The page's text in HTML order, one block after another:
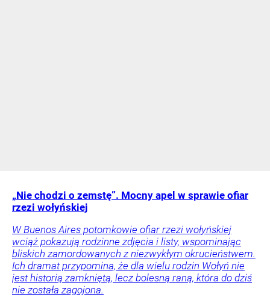
„Nie chodzi o zemstę”. Mocny apel w sprawie ofiar
rzezi wołyńskiej
W Buenos Aires potomkowie ofiar rzezi wołyńskiej
wciąż pokazują rodzinne zdjęcia i listy, wspominając
bliskich zamordowanych z niezwykłym okrucieństwem.
Ich dramat przypomina, że dla wielu rodzin Wołyń nie
jest historią zamkniętą, lecz bolesną raną, która do dziś
nie została zagojona.